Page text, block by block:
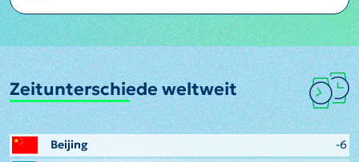
Zeitunterschiede weltweit
Beijing
-6